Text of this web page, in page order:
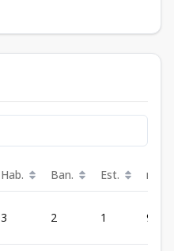
Hab. Ban. Est. m²
3 2 1 97